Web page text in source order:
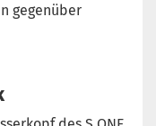
gegenüber